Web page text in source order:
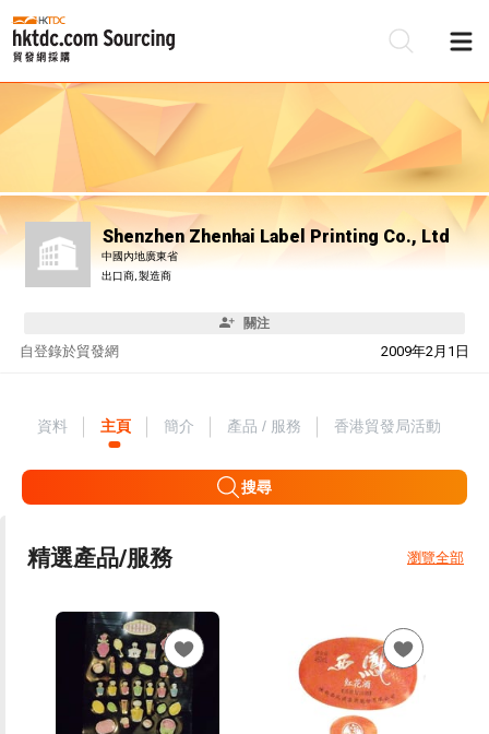
Shenzhen Zhenhai Label Printing Co., Ltd
中國內地廣東省
出口商, 製造商
關注
自 2009年2月1日
登錄於貿發網
資料 主頁 簡介 產品 / 服務 香港貿發局活動
搜尋
精選產品/服務 瀏覽全部